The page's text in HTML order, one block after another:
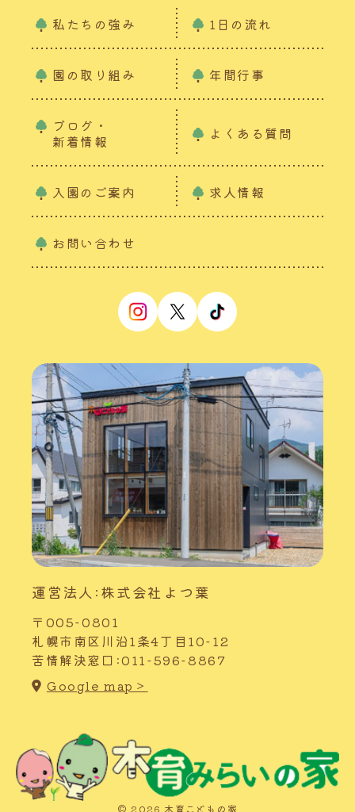
私たちの強み 1日の流れ
園の取り組み 年間行事
ブログ・
新着情報
よくある質問
入園のご案内 求人情報
お問い合わせ
運営法人:株式会社よつ葉
〒005-0801
札幌市南区川沿1条4丁目10-12
苦情解決窓口:011-596-8867
Google map＞
© 2026 木育こどもの家